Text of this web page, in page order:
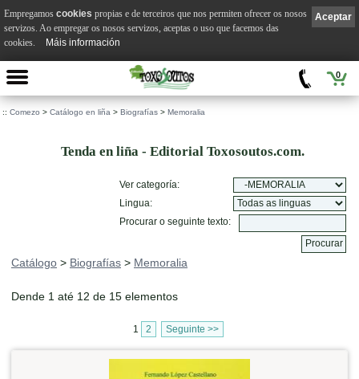
0
:: Comezo > Catálogo en liña > Biografías > Memoralia
Tenda en liña - Editorial Toxosoutos.com.
Ver categoría:
Lingua:
Procurar o seguinte texto:
Catálogo > Biografías > Memoralia
Dende 1 até 12 de 15 elementos
1 2 Seguinte >>
Aceptar
Empregamos cookies propias e de terceiros que nos permiten ofrecer os nosos
servizos. Ao empregar os nosos servizos, aceptas o uso que facemos das
cookies.
Máis información